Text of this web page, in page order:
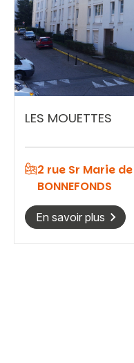
Vous
Rechercher
LES MOUETTES
2 rue Sr Marie
BONNEFONDS
En savoir plus